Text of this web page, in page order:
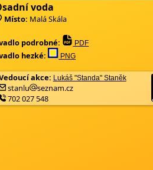
voda
Místo: Malá Skála
podrobné: PDF
hezké: PNG
akce: Lukáš "Standa" Staněk
stanlu
seznam.cz
702 027 548